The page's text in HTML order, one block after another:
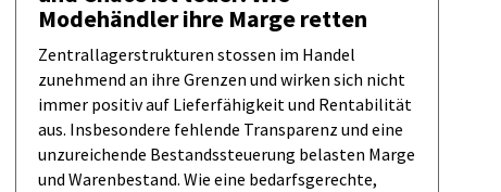
Modehändler ihre Marge retten
Zentrallagerstrukturen stossen im Handel
zunehmend an ihre Grenzen und wirken sich nicht
immer positiv auf Lieferfähigkeit und Rentabilität
aus. Insbesondere fehlende Transparenz und eine
unzureichende Bestandssteuerung belasten Marge
und Warenbestand. Wie eine bedarfsgerechte,